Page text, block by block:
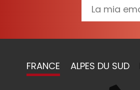
FRANCE ALPES DU SUD